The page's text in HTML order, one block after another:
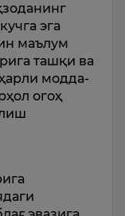
эга
маълум
ташқи ва
модда­
огоҳ